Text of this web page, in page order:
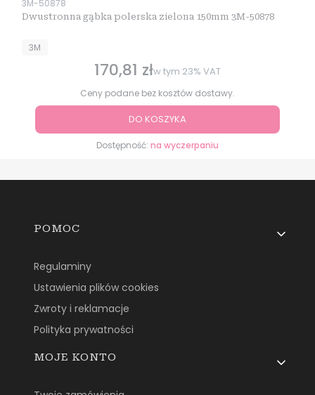
3M-50878
Dwustronna gąbka polerska zielona 150mm 3M-50878
PRODUCENT
3M
Cena brutto
170,81 złw tym 23% VAT
Ceny podane bez kosztów dostawy.
DO KOSZYKA
Dostępność: na wyczerpaniu
Linki w stopce
POMOC
Regulaminy
Ustawienia plików cookies
Zwroty i reklamacje
Polityka prywatności
MOJE KONTO